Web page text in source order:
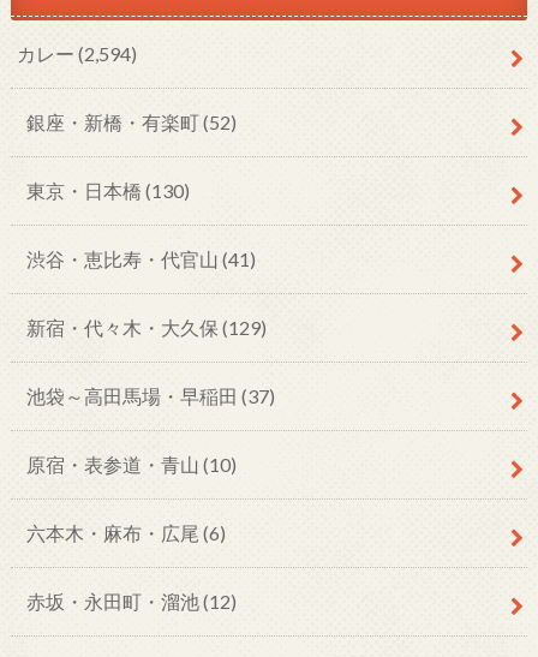
カレー (2,594)
銀座・新橋・有楽町(52)
東京・日本橋 (130)
渋谷・恵比寿・代官山 (41)
新宿・代々木・大久保 (129)
池袋～高田馬場・早稲田 (37)
原宿・表参道・青山 (10)
六本木・麻布・広尾 (6)
赤坂・永田町・溜池(12)